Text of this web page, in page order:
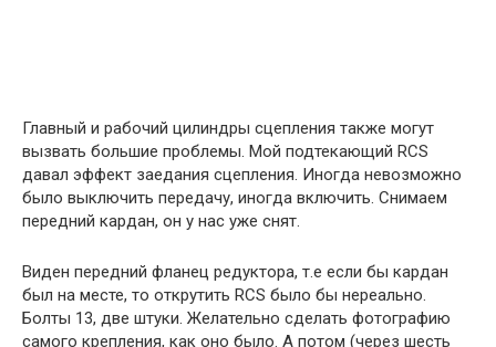
Главный и рабочий цилиндры сцепления также могут
вызвать большие проблемы. Мой подтекающий RCS
давал эффект заедания сцепления. Иногда невозможно
было выключить передачу, иногда включить. Снимаем
передний кардан, он у нас уже снят.
Виден передний фланец редуктора, т.е если бы кардан
был на месте, то открутить RCS было бы нереально.
Болты 13, две штуки. Желательно сделать фотографию
самого крепления, как оно было. А потом (через шесть